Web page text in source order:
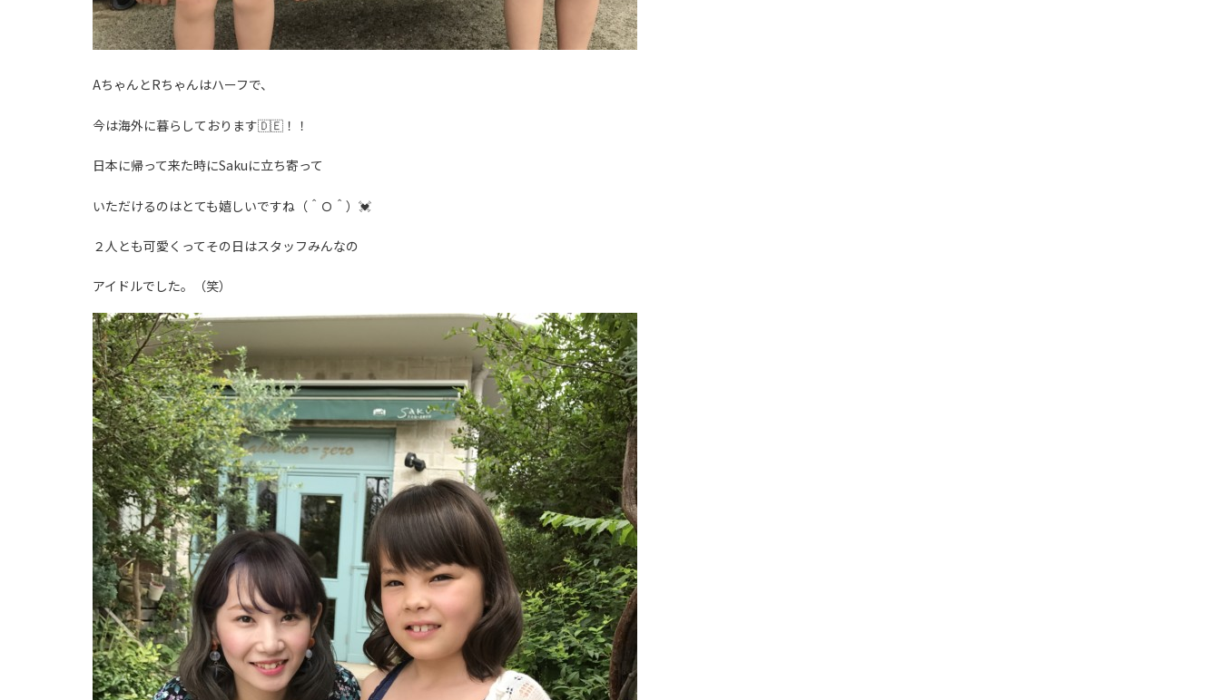
AちゃんとRちゃんはハーフで、
今は海外に暮らしております🇩🇪！！
日本に帰って来た時にSakuに立ち寄って
いただけるのはとても嬉しいですね（＾Ｏ＾）💓
２人とも可愛くってその日はスタッフみんなの
アイドルでした。（笑）